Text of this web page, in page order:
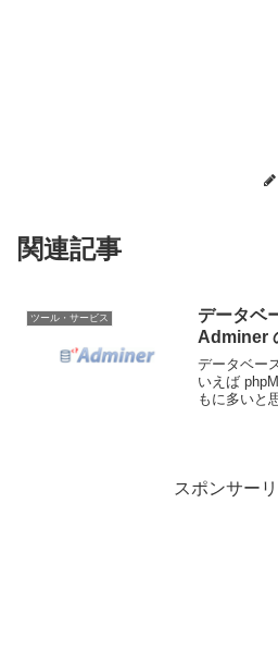
関連記事
ツール・サービス
データベ
Adminer
データベー
いえば
もに多いと
スポンサー